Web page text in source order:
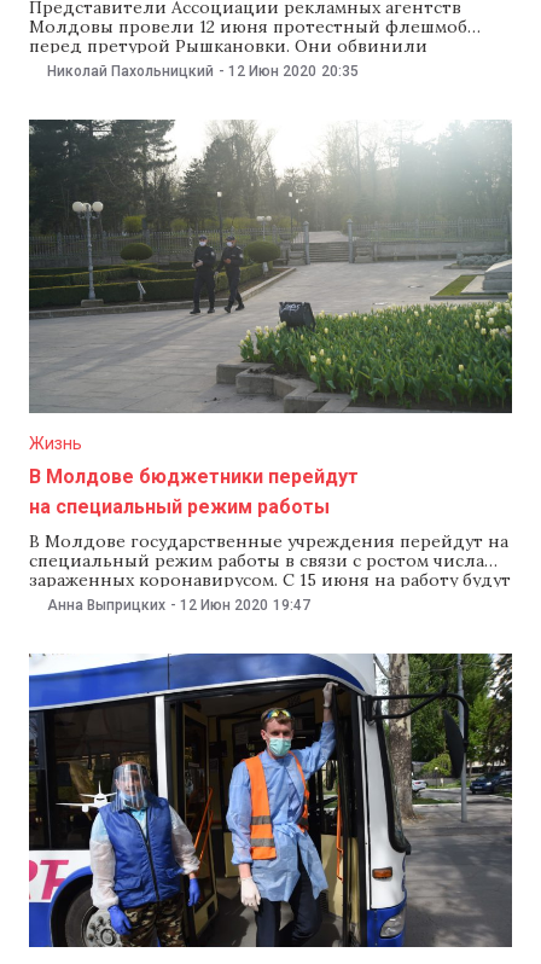
Представители Ассоциации рекламных агентств
Молдовы провели 12 июня протестный флешмоб
перед претурой Рышкановки. Они обвинили
городские власти в незаконном сносе рекламных
конструкций. В мэрии говорят, что снесли более 700
незаконно установлены, или у которых истекал срок
авторизации. «Это беспредел, когда звонят и требуют
срочно убрать
Николай Пахольницкий - 12 Июн 2020 20:35
Жизнь
В Молдове бюджетники перейдут
на специальный режим работы
В Молдове государственные учреждения перейдут на
специальный режим работы в связи с ростом числа
зараженных коронавирусом. С 15 июня на работу будут
приходить только те сотрудники, чье присутствие
строго необходимо, другие будут работать
правительство на заседании 12 июня. Законопроект
предусматривает, что с 15 июня госучреждения будут
Анна Выприцких - 12 Июн 2020 19:47